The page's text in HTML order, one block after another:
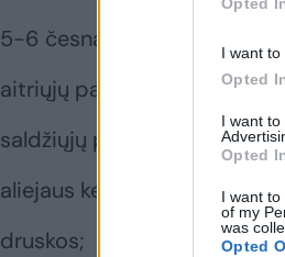
I want to
Opted
I want
Opted
I want
of my
was
Opted
5-6 česnako skiltelių;
aitriųjų paprikų pagal skonį;
saldžiųjų paprikų;
aliejaus kepti;
druskos;